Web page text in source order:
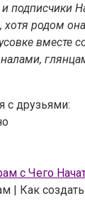
подписчики
родом
вместе
с друзьями:
с Чего
| Как